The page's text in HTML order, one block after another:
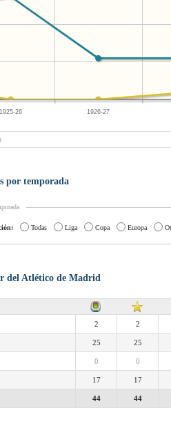
1925-26 1926-27
por temporada
Todas Liga Copa Europa
del Atlético de Madrid
2 2
25 25
0 0
17 17
44 44